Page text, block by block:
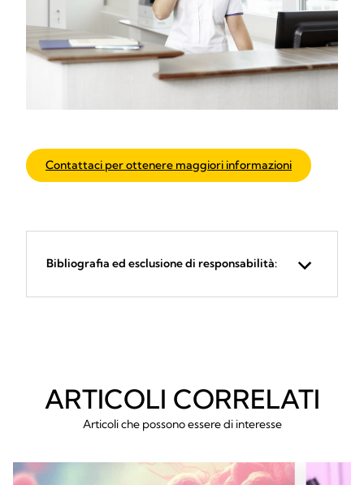
Contattaci per ottenere maggiori informazioni
Bibliografia ed esclusione di responsabilità:
ARTICOLI CORRELATI
Articoli che possono essere di interesse